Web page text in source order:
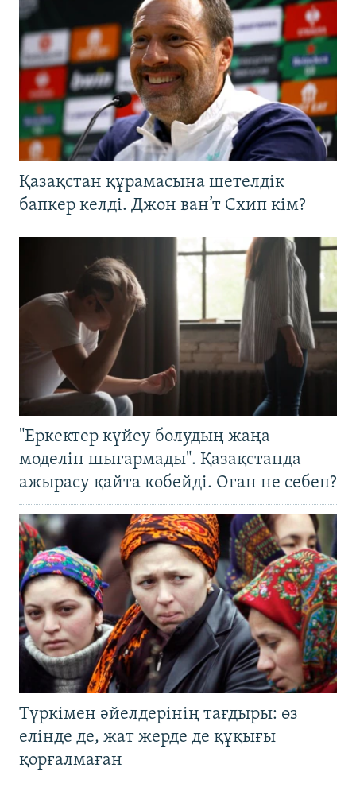
Қазақстан құрамасына шетелдік
бапкер келді. Джон ван’т Схип кім?
"Еркектер күйеу болудың жаңа
моделін шығармады". Қазақстанда
ажырасу қайта көбейді. Оған не себеп?
Түркімен әйелдерінің тағдыры: өз
елінде де, жат жерде де құқығы
қорғалмаған